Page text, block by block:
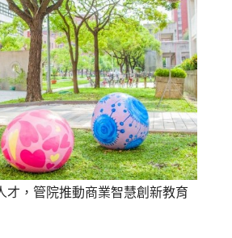
才，管院推動商業智慧創新教育